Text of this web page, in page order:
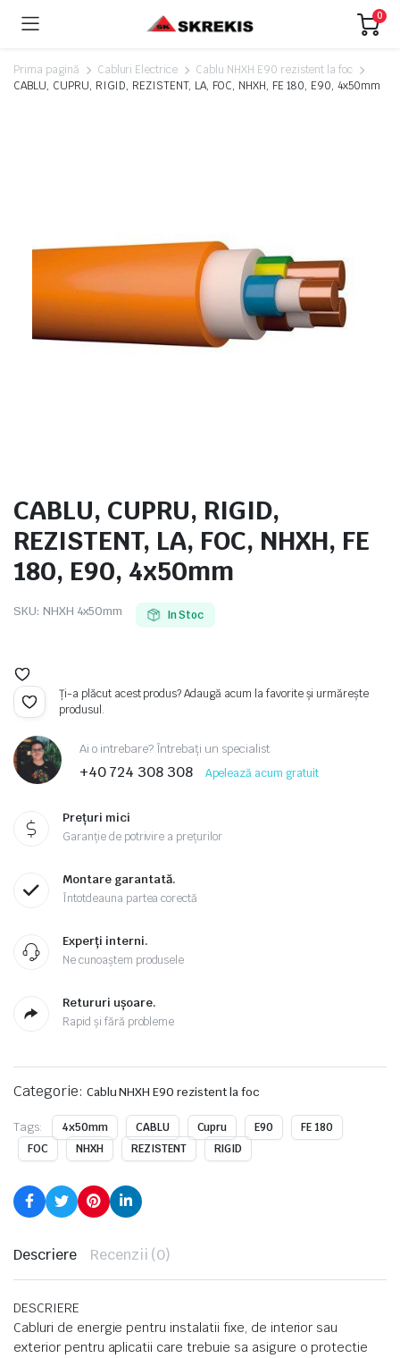
0
Prima pagină Cabluri Electrice
Cablu NHXH E90 rezistent la foc
CABLU, CUPRU, RIGID, REZISTENT, LA, FOC, NHXH, FE 180, E90, 4x50mm
CABLU, CUPRU, RIGID,
REZISTENT, LA, FOC, NHXH, FE
180, E90, 4x50mm
SKU: NHXH 4x50mm In Stoc
Ți-a plăcut acest produs? Adaugă acum la favorite și urmărește
produsul.
Ai o intrebare? Întrebați un specialist
+40 724 308 308 Apelează acum gratuit
Prețuri mici
Garanție de potrivire a prețurilor
Montare garantată.
Întotdeauna partea corectă
Experți interni.
Ne cunoaștem produsele
Retururi ușoare.
Rapid și fără probleme
Categorie: Cablu NHXH E90 rezistent la foc
Tags: 4x50mm CABLU Cupru E90
FE 180
FOC
NHXH REZISTENT RIGID
Descriere Recenzii (0)
DESCRIERE
Cabluri de energie pentru instalatii fixe, de interior sau
exterior pentru aplicatii care trebuie sa asigure o protectie